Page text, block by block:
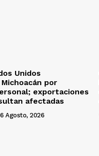
Unidos
por
exportaciones
afectadas
6 Agosto, 2026